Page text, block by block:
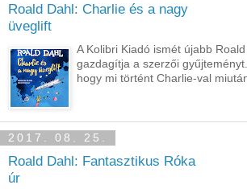
Roald Dahl: Charlie és a nagy
üveglift
A Kolibri Kiadó ismét újabb
gazdagítja a szerzői
hogy mi történt Charlie-val
2017. 08. 25.
Roald Dahl: Fantasztikus Róka
úr